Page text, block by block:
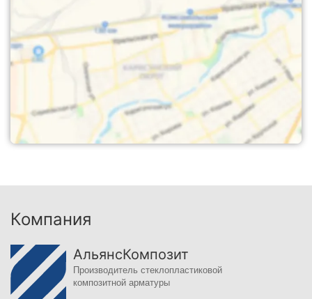
Компания
АльянсКомпозит
Производитель стеклопластиковой
композитной арматуры